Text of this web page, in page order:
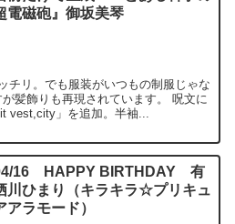
電磁砲』御坂美琴
チリ。でも服装がいつもの制服じゃな
髪飾りも再現されています。 呪文に
vest,city」を追加。半袖...
16 HAPPY BIRTHDAY 有
川ひまり（キラキラ☆プリキュ
アラモード）